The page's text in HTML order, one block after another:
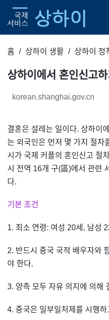
홈 상하이 생활 상하이 정
상하이에서 혼인신고하
korean.shanghai.gov.cn
결혼은 설레는 일이다. 상하이
는 외국인은 먼저 몇 가지 절차
시가 국제 커플의 혼인신고 절
시 전역 16개 구(區)에서 관련
다.
기본 조건
1. 최소 연령: 여성 20세, 남성
2. 반드시 중국 국적 배우자와
야 한다.
3. 양측 모두 자유 의지에 의해
4. 중국은 일부일처제를 시행하